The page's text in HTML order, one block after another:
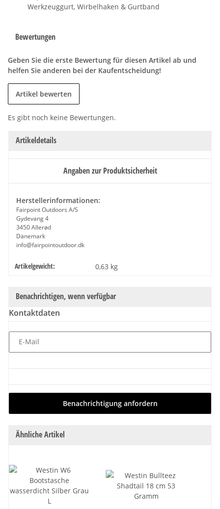
Werkzeuggurt, Wirbelhaken & Gurtband
Bewertungen
Geben Sie die erste Bewertung für diesen Artikel ab und
helfen Sie anderen bei der Kaufentscheidung!
Artikel bewerten
Es gibt noch keine Bewertungen.
Artikeldetails
Angaben zur Produktsicherheit
Herstellerinformationen:
Fairpoint Outdoors A/S
Gydevang 4
3450 Allerød
Dänemark
info@fairpointoutdoor.dk
Produkteigenschaft
Wert
Artikelgewicht: 0,63 kg
Benachrichtigen, wenn verfügbar
Kontaktdaten
E-Mail
Benachrichtigung anfordern
Ähnliche Artikel